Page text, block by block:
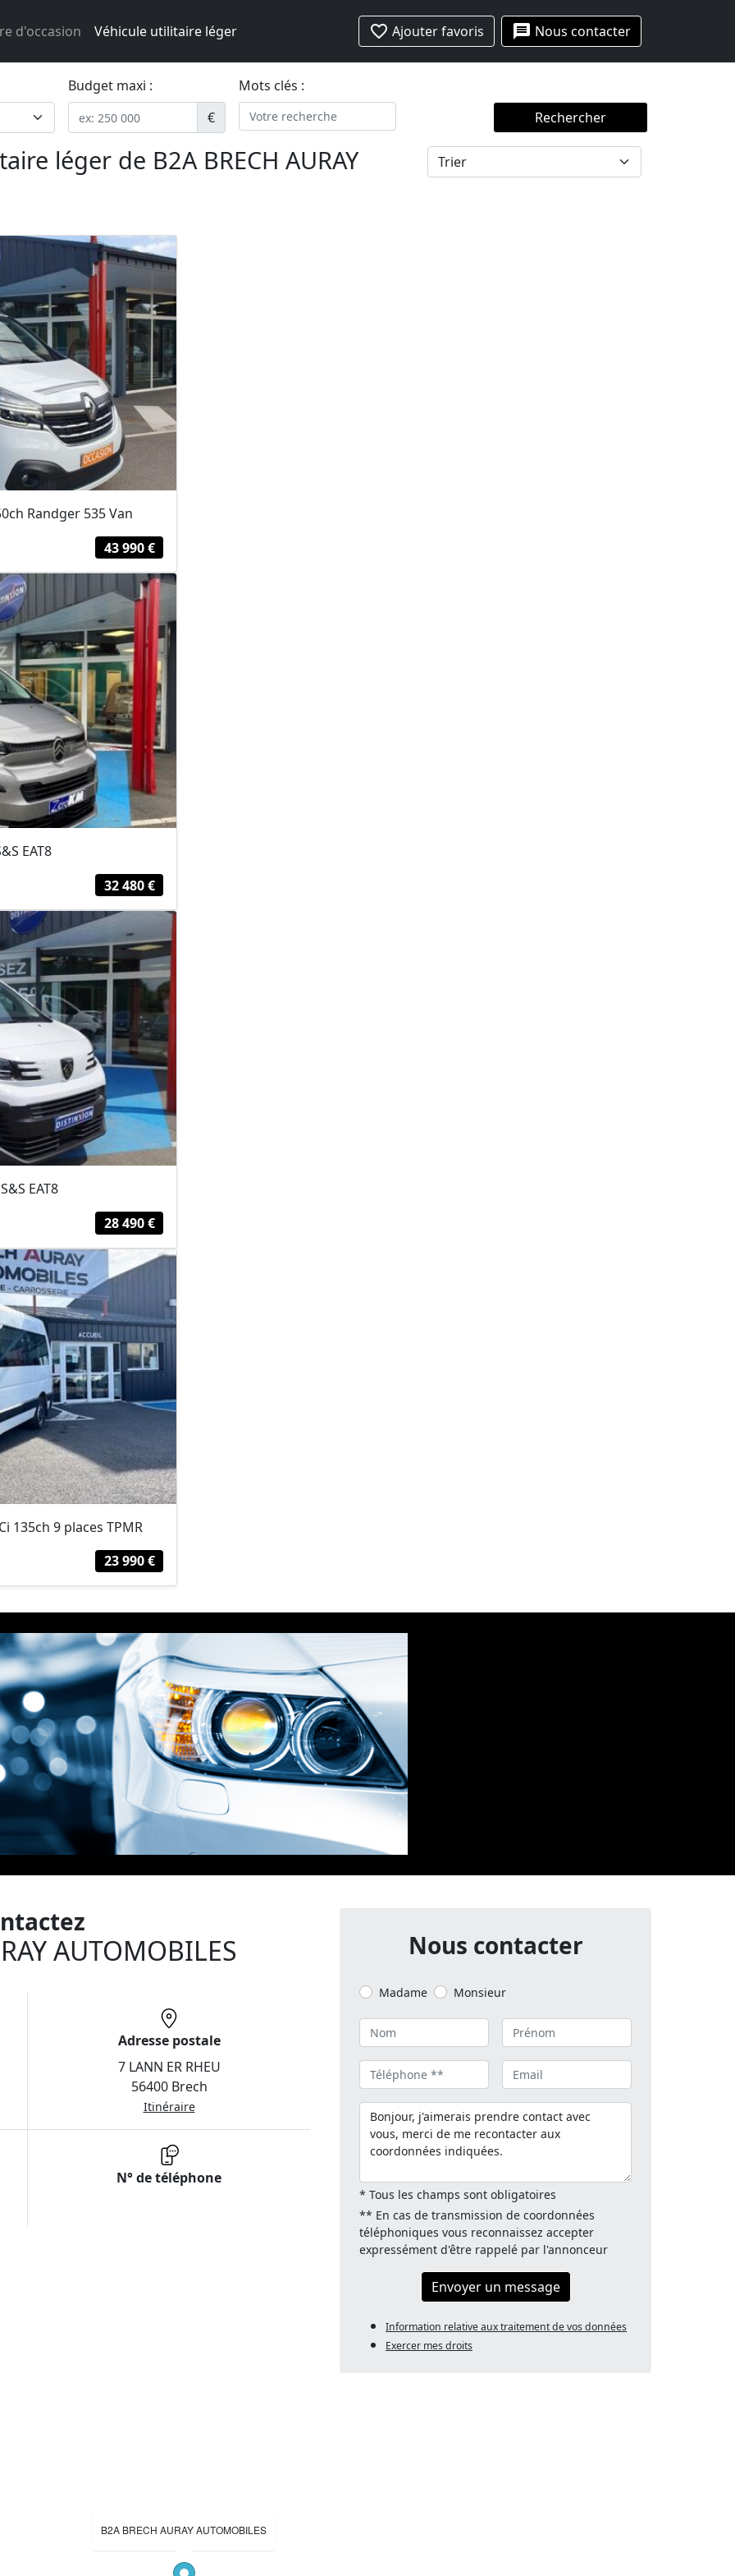
d'occasion Véhicule utilitaire léger favorite_border Ajouter favoris message Nous contacter
Budget maxi :
€
Mots clés :
Rechercher
léger de B2A BRECH AURAY
Randger 535 Van
43 990 €
EAT8
32 480 €
EAT8
28 490 €
135ch 9 places TPMR
23 990 €
AUTOMOBILES
Adresse postale
7 LANN ER RHEU
56400 Brech
Itinéraire
N° de téléphone
Nous contacter
Madame Monsieur
* Tous les champs sont obligatoires
** En cas de transmission de coordonnées
téléphoniques vous reconnaissez accepter
expressément d'être rappelé par l'annonceur
Envoyer un message
Information relative aux traitement de vos données
Exercer mes droits
B2A BRECH AURAY AUTOMOBILES